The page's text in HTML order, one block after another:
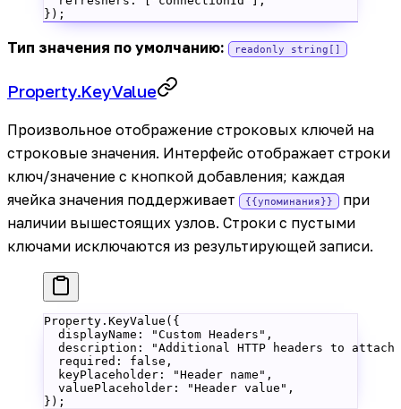
});
Тип значения по умолчанию: readonly string[]
Property.KeyValue
Произвольное отображение строковых ключей на
строковые значения. Интерфейс отображает строки
ключ/значение с кнопкой добавления; каждая
ячейка значения поддерживает
{{упоминания}}
при
наличии вышестоящих узлов. Строки с пустыми
ключами исключаются из результирующей записи.
Property. KeyValue ({
  displayName:
"Custom Headers" ,
  description:
"Additional HTTP headers to
  required:
false ,
  keyPlaceholder:
"Header name" ,
  valuePlaceholder:
"Header value" ,
});